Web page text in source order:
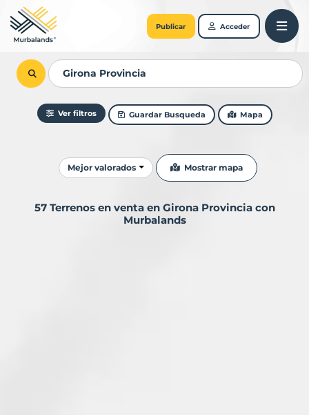
Publicar Acceder
Ver filtros Guardar Busqueda Mapa
Ordenar resultados
Mejor valorados Mostrar mapa
57 Terrenos en venta en Girona Provincia con
Murbalands